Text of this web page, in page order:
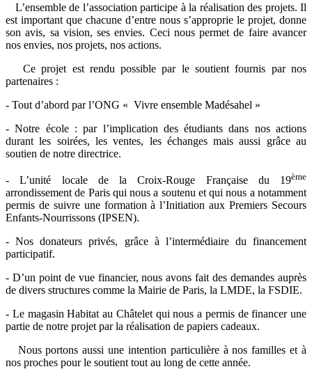
L’ensemble de l’association participe à la réalisation des projets. Il
est important que chacune d’entre nous s’approprie le projet, donne
son avis, sa vision, ses envies. Ceci nous permet de faire avancer
nos envies, nos projets, nos actions.
Ce projet est rendu possible par le soutient fournis par nos
partenaires :
- Tout d’abord par l’ONG « Vivre ensemble Madésahel »
- Notre école : par l’implication des étudiants dans nos actions
durant les soirées, les ventes, les échanges mais aussi grâce au
soutien de notre directrice.
- L’unité locale de la Croix-Rouge Française du 19ème
arrondissement de Paris qui nous a soutenu et qui nous a notamment
permis de suivre une formation à l’Initiation aux Premiers Secours
Enfants-Nourrissons (IPSEN).
- Nos donateurs privés, grâce à l’intermédiaire du financement
participatif.
- D’un point de vue financier, nous avons fait des demandes auprès
de divers structures comme la Mairie de Paris, la LMDE, la FSDIE.
- Le magasin Habitat au Châtelet qui nous a permis de financer une
partie de notre projet par la réalisation de papiers cadeaux.
Nous portons aussi une intention particulière à nos familles et à
nos proches pour le soutient tout au long de cette année.